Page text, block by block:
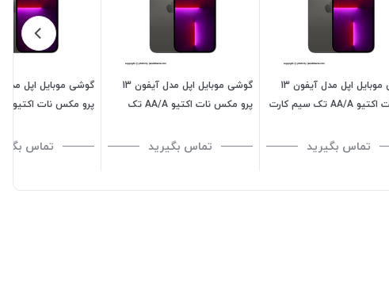
گوشی موبایل اپل مدل آیفون 13
پرو نات اکتیو AA/A تک سیم کارت
تماس بگیرید
گوشی موبایل اپل مدل آیفون 13
پرو مکس نات اکتیو AA/A تک
تماس بگیرید گیگابایت تماس